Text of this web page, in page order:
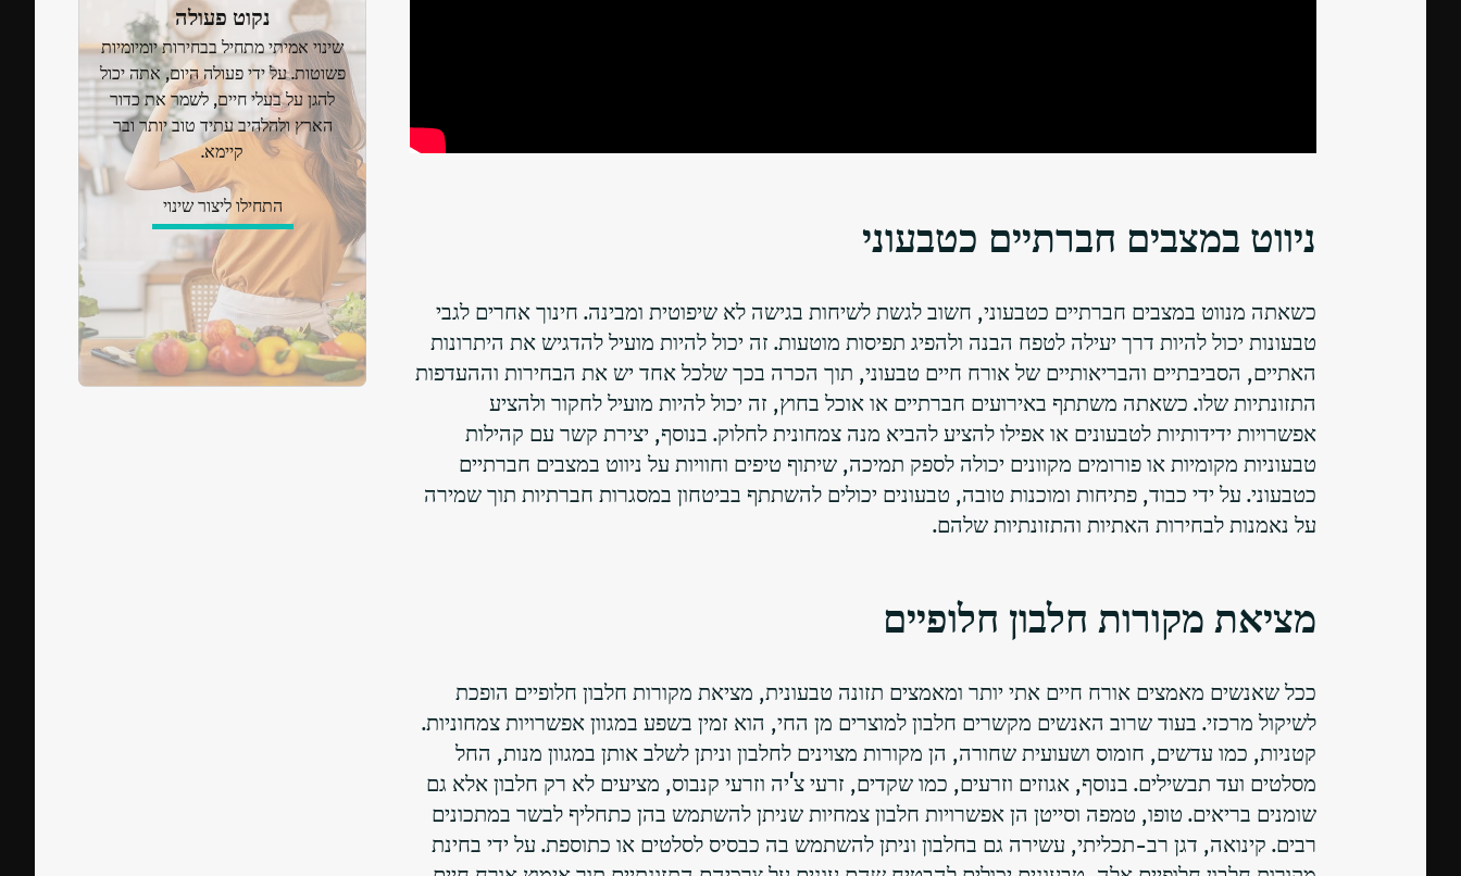
ניווט במצבים חברתיים כטבעוני
כשאתה מנווט במצבים חברתיים כטבעוני, חשוב לגשת לשיחות בגישה לא שיפוטית ומבינה. ​​חינוך אחרים לגבי
טבעונות יכול להיות דרך יעילה לטפח הבנה ולהפיג תפיסות מוטעות. זה יכול להיות מועיל להדגיש את היתרונות
האתיים, הסביבתיים והבריאותיים של אורח חיים טבעוני, תוך הכרה בכך שלכל אחד יש את הבחירות וההעדפות
התזונתיות שלו. כשאתה משתתף באירועים חברתיים או אוכל בחוץ, זה יכול להיות מועיל לחקור ולהציע
אפשרויות ידידותיות לטבעונים או אפילו להציע להביא מנה צמחונית לחלוק. בנוסף, יצירת קשר עם קהילות
טבעוניות מקומיות או פורומים מקוונים יכולה לספק תמיכה, שיתוף טיפים וחוויות על ניווט במצבים חברתיים
כטבעוני. על ידי כבוד, פתיחות ומוכנות טובה, טבעונים יכולים להשתתף בביטחון במסגרות חברתיות תוך שמירה
על נאמנות לבחירות האתיות והתזונתיות שלהם.
מציאת מקורות חלבון חלופיים
ככל שאנשים מאמצים אורח חיים אתי יותר ומאמצים תזונה טבעונית, מציאת מקורות חלבון חלופיים הופכת
לשיקול מרכזי. בעוד שרוב האנשים מקשרים חלבון למוצרים מן החי, הוא זמין בשפע במגוון אפשרויות צמחוניות.
קטניות, כמו עדשים, חומוס ושעועית שחורה, הן מקורות מצוינים לחלבון וניתן לשלב אותן במגוון מנות, החל
מסלטים ועד תבשילים. בנוסף, אגוזים וזרעים, כמו שקדים, זרעי צ'יה וזרעי קנבוס, מציעים לא רק חלבון אלא גם
שומנים בריאים. טופו, טמפה וסייטן הן אפשרויות חלבון צמחיות שניתן להשתמש בהן כתחליף לבשר במתכונים
רבים. קינואה, דגן רב-תכליתי, עשירה גם בחלבון וניתן להשתמש בה כבסיס לסלטים או כתוספת. על ידי בחינת
נקוט פעולה
שינוי אמיתי מתחיל בבחירות יומיומיות
פשוטות. על ידי פעולה היום, אתה יכול
להגן על בעלי חיים, לשמר את כדור
הארץ ולהלהיב עתיד טוב יותר ובר
קיימא.
התחילו ליצור שינוי